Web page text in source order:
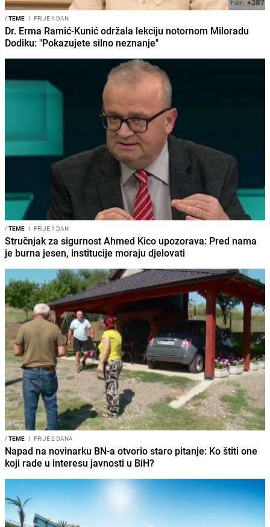
/TEME I PRIJE 1 DAN
Dr. Erma Ramić-Kunić održala lekciju notornom Miloradu
Dodiku: "Pokazujete silno neznanje"
/TEME I PRIJE 1 DAN
Stručnjak za sigurnost Ahmed Kico upozorava: Pred nama
je burna jesen, institucije moraju djelovati
/TEME I PRIJE 2 DANA
Napad na novinarku BN-a otvorio staro pitanje: Ko štiti one
koji rade u interesu javnosti u BiH?